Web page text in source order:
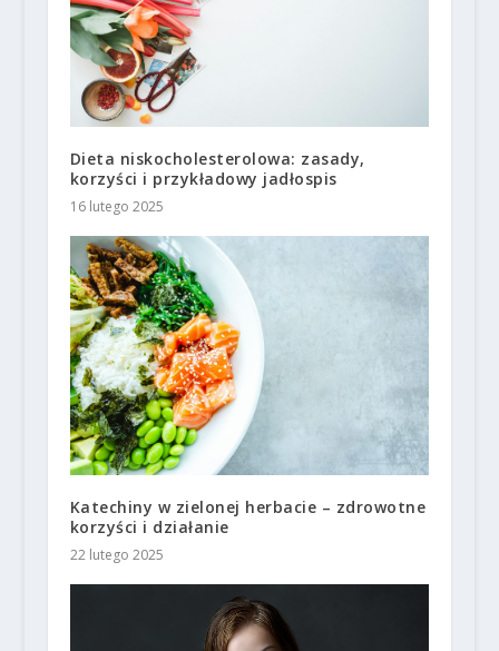
Dieta niskocholesterolowa: zasady,
korzyści i przykładowy jadłospis
16 lutego 2025
Katechiny w zielonej herbacie – zdrowotne
korzyści i działanie
22 lutego 2025